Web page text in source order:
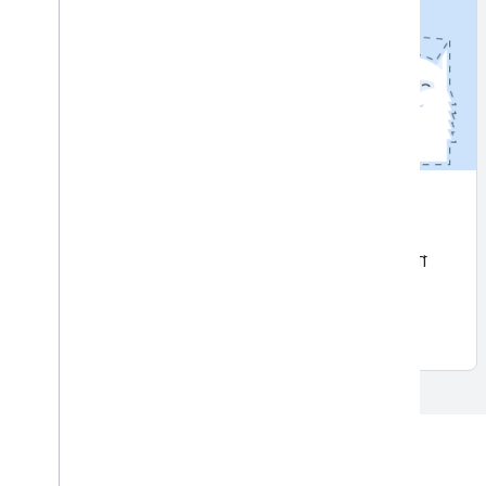
একটি ছবির পটভূমি থেকে বিষয় (মানুষ, পোষা প্রাণী বা